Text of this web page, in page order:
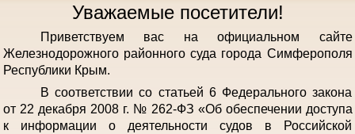
Уважаемые посетители!
Приветствуем вас на официальном сайте
Железнодорожного районного суда города Симферополя
Республики Крым.
В соответствии со статьей 6 Федерального закона
от 22 декабря 2008 г. № 262-ФЗ «Об обеспечении доступа
к информации о деятельности судов в Российской